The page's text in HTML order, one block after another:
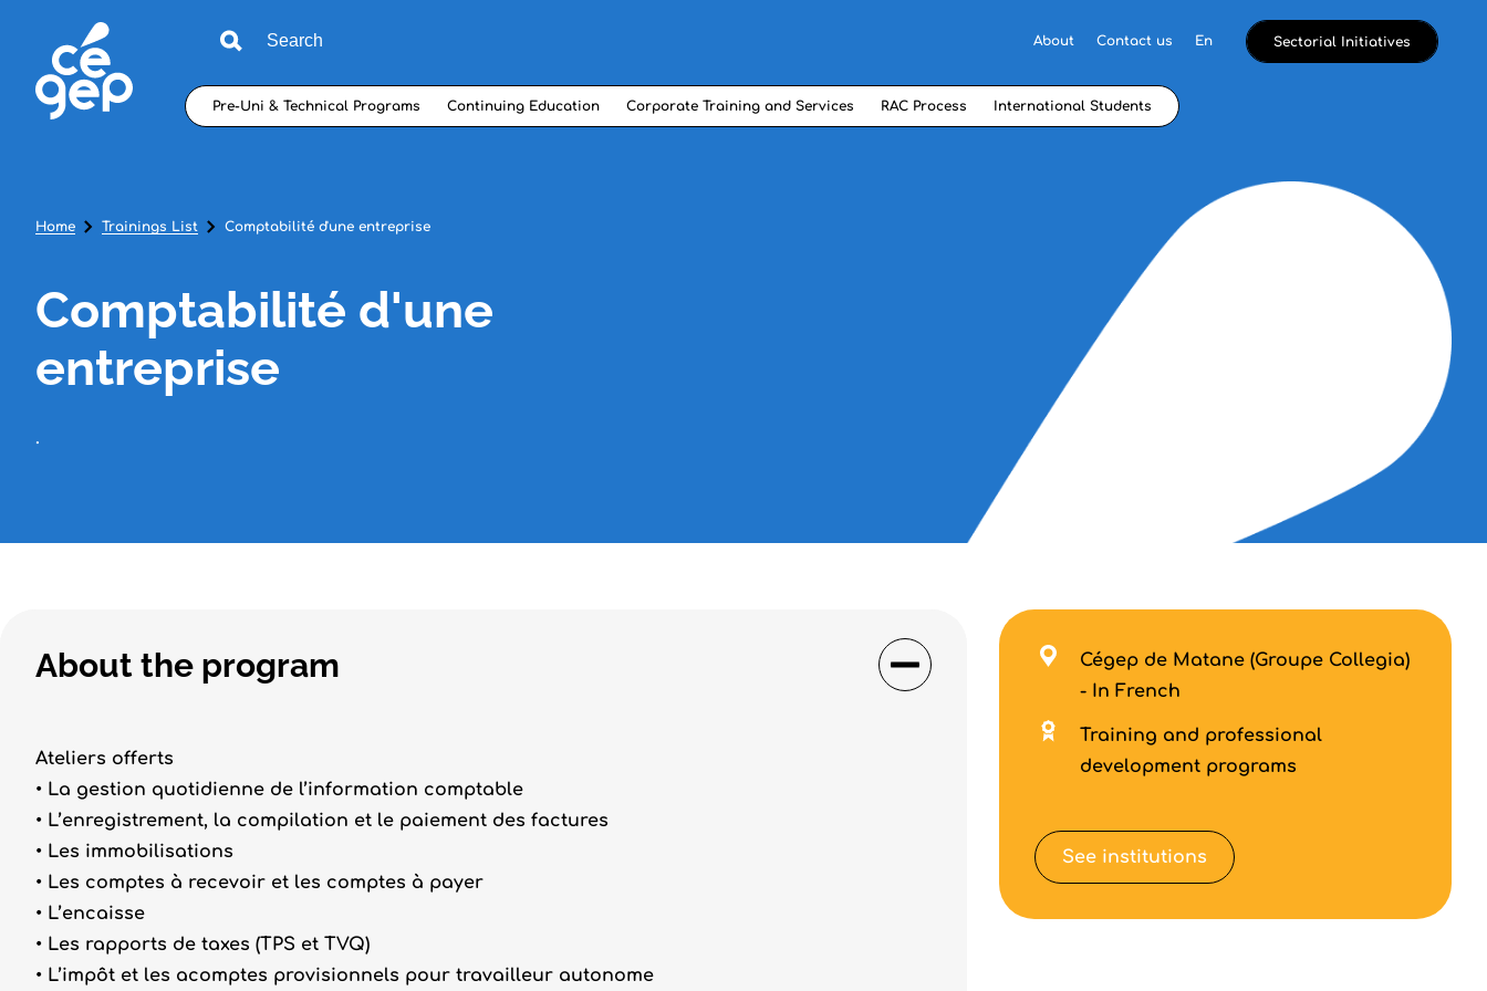
About Contact us En Sectorial Initiatives
Pre-Uni & Technical Programs Continuing Education Corporate Training and Services RAC Process International Students
Home Trainings List Comptabilité d'une entreprise
Comptabilité d'une
entreprise
.
About the program
Ateliers offerts
• La gestion quotidienne de l’information comptable
• L’enregistrement, la compilation et le paiement des factures
• Les immobilisations
• Les comptes à recevoir et les comptes à payer
• L’encaisse
• Les rapports de taxes (TPS et TVQ)
• L’impôt et les acomptes provisionnels pour travailleur autonome
Cégep de Matane (Groupe Collegia)
- In French
Training and professional
development programs
See institutions